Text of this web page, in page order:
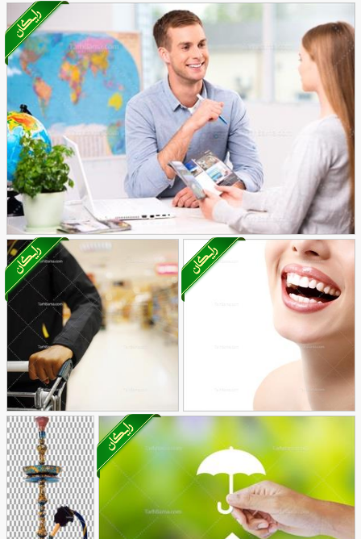
تصویر با کیفیت علامت های دست
تصویر با کیفیت زن و مرد در محل کار
33
تصویر با کیفیت از لبخند
زیبا
96
تصویر با کیفیت خرید از
فروشگاه
25